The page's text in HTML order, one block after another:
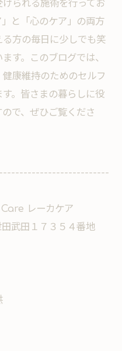
られる施術を行ってお
と「心のケア」の両方
方の毎日に少しでも笑
す。このブログでは、
康維持のためのセルフ
。皆さまの暮らしに役
で、ぜひご覧くださ
レーカケア
武田１７３５４番地